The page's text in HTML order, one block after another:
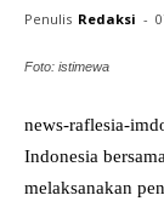
Penulis Redaksi -
Foto: istimewa
news-raflesia-
Indonesia
melaksanakan